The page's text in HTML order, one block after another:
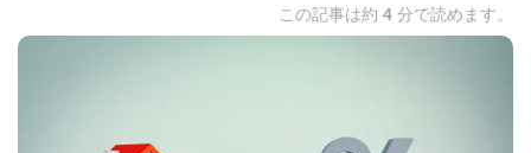
この記事は約 4 分で読めます。